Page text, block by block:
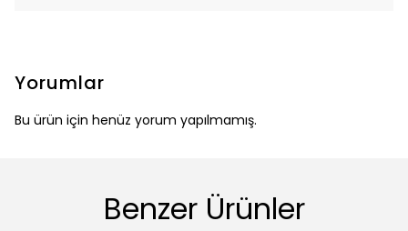
Yorumlar
Bu ürün için henüz yorum yapılmamış.
Benzer Ürünler